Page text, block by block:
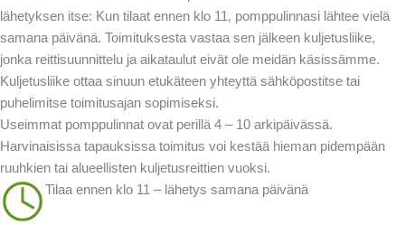
lähetyksen itse: Kun tilaat ennen klo 11, pomppulinnasi lähtee vielä
samana päivänä. Toimituksesta vastaa sen jälkeen kuljetusliike,
jonka reittisuunnittelu ja aikataulut eivät ole meidän käsissämme.
Kuljetusliike ottaa sinuun etukäteen yhteyttä sähköpostitse tai
puhelimitse toimitusajan sopimiseksi.
Useimmat pomppulinnat ovat perillä 4 – 10 arkipäivässä.
Harvinaisissa tapauksissa toimitus voi kestää hieman pidempään
ruuhkien tai alueellisten kuljetusreittien vuoksi.
Tilaa ennen klo 11 – lähetys samana päivänä